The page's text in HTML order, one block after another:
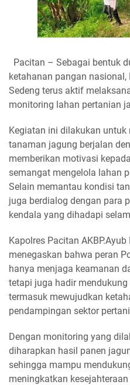
Pacitan – Sebagai bentuk
ketahanan pangan nasional,
Sedeng terus aktif
monitoring lahan pertanian
Kegiatan ini dilakukan
tanaman jagung berjalan
memberikan motivasi
semangat mengelola lahan
Selain memantau kondisi
juga berdialog dengan para
kendala yang dihadapi
Kapolres Pacitan
menegaskan bahwa peran
hanya menjaga keamanan
tetapi juga hadir
termasuk mewujudkan
pendampingan sektor
Dengan monitoring yang
diharapkan hasil panen
sehingga mampu
meningkatkan